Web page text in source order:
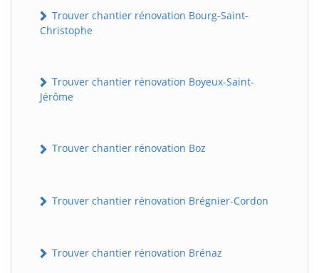
Trouver chantier rénovation Bourg-Saint-
Christophe
Trouver chantier rénovation Boyeux-Saint-
Jérôme
Trouver chantier rénovation Boz
Trouver chantier rénovation Brégnier-Cordon
Trouver chantier rénovation Brénaz